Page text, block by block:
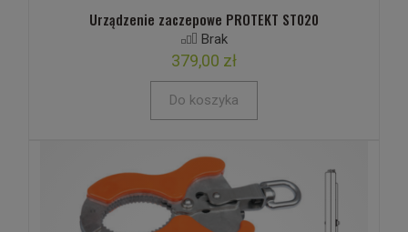
Urządzenie zaczepowe PROTEKT ST020
Brak
379,00 zł
Do koszyka